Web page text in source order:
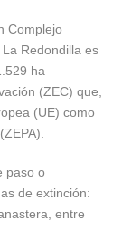
Complejo
Redondilla es
ha
(ZEC) que,
(UE) como
paso o
de extinción:
entre